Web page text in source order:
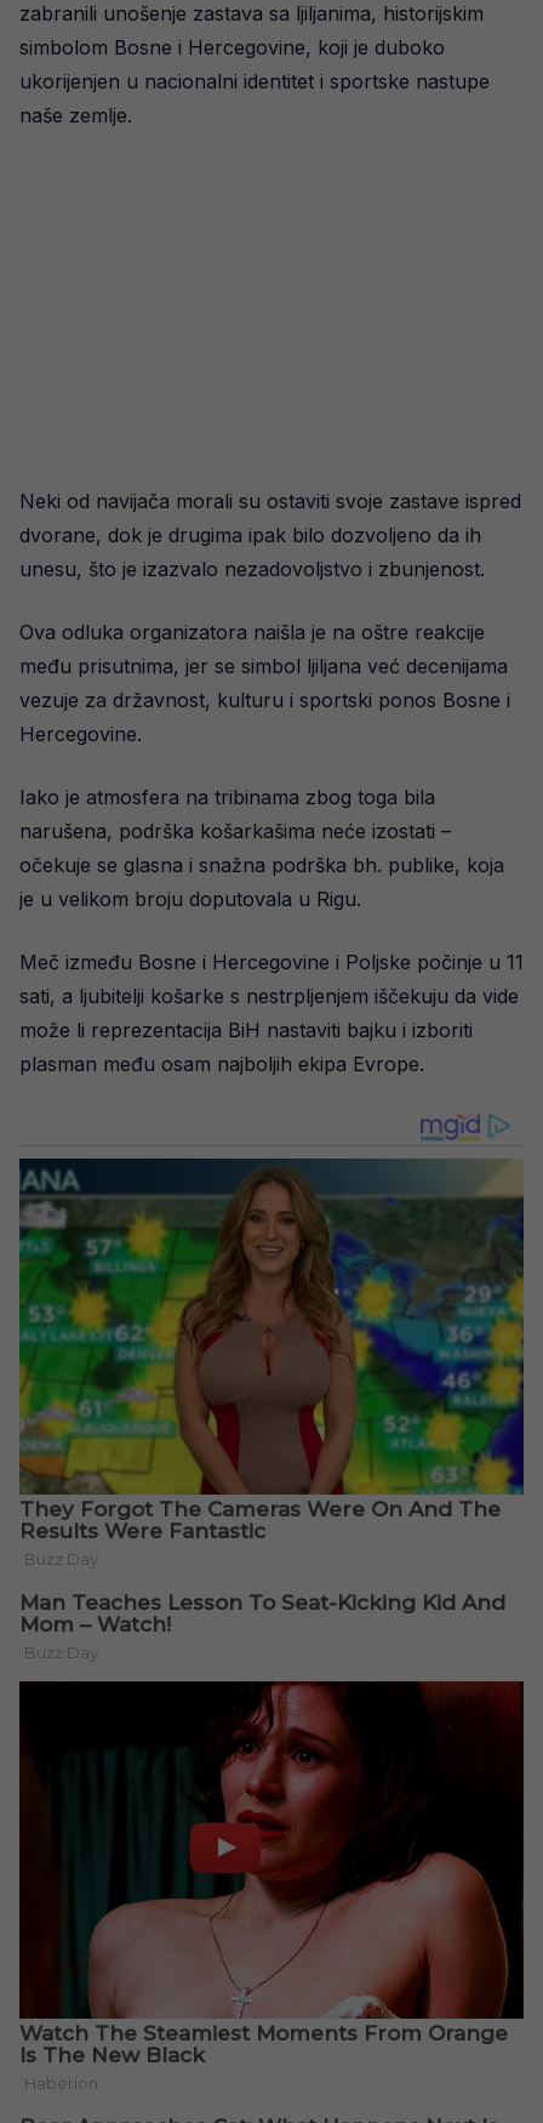
zabranili unošenje zastava sa ljiljanima, historijskim
simbolom Bosne i Hercegovine, koji je duboko
ukorijenjen u nacionalni identitet i sportske nastupe
naše zemlje.
Neki od navijača morali su ostaviti svoje zastave ispred
dvorane, dok je drugima ipak bilo dozvoljeno da ih
unesu, što je izazvalo nezadovoljstvo i zbunjenost.
Ova odluka organizatora naišla je na oštre reakcije
među prisutnima, jer se simbol ljiljana već decenijama
vezuje za državnost, kulturu i sportski ponos Bosne i
Hercegovine.
Iako je atmosfera na tribinama zbog toga bila
narušena, podrška košarkašima neće izostati –
očekuje se glasna i snažna podrška bh. publike, koja
je u velikom broju doputovala u Rigu.
Meč između Bosne i Hercegovine i Poljske počinje u 11
sati, a ljubitelji košarke s nestrpljenjem iščekuju da vide
može li reprezentacija BiH nastaviti bajku i izboriti
plasman među osam najboljih ekipa Evrope.